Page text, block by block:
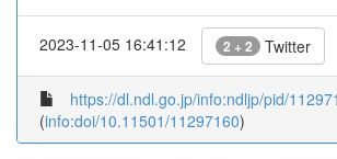
2023-11-05 16:41:12 2 + 2 Twitter
https://dl.ndl.go.jp/info:ndljp/pid/
(info:doi/10.11501/11297160)